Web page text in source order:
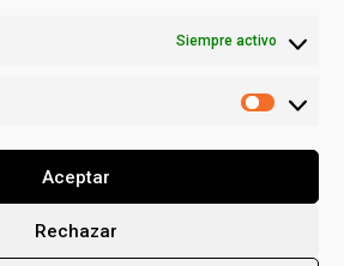
Siempre activo
Aceptar
Rechazar